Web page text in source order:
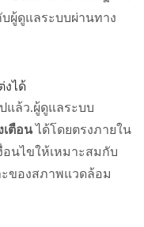
ผู้ดูแลระบบผ่านทาง
งได้
แล้ว.ผู้ดูแลระบบ
เตือนได้โดยตรงภายใน
นไขให้เหมาะสมกับ
ะของสภาพแวดล้อม